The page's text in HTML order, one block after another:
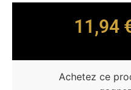
11,94
Achetez ce